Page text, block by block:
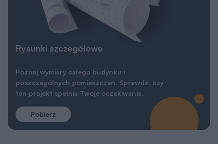
Rysunki szczegółowe
Poznaj wymiary całego budynku i
poszczególnych pomieszczeń. Sprawdź, czy
ten projekt spełnia Twoje oczekiwania.
Pobierz